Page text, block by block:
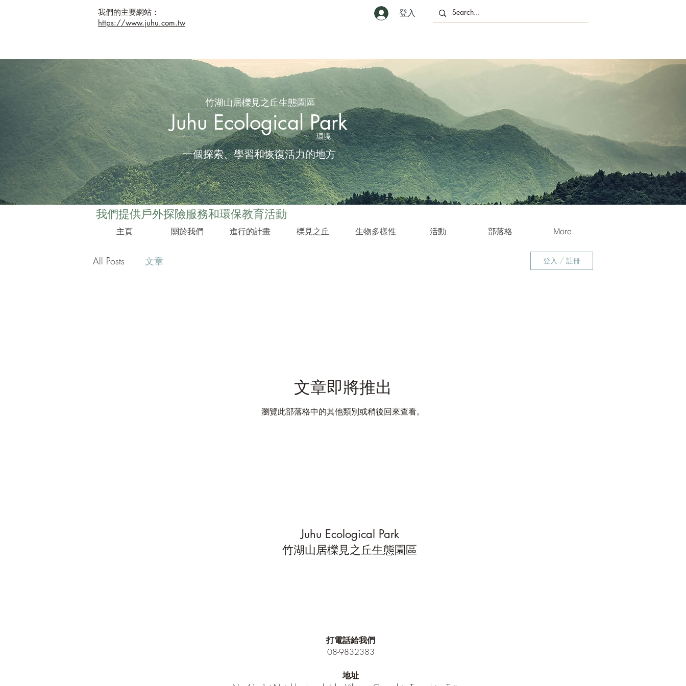
我們的主要網站：
https://www.juhu.com.tw
登入
竹湖山居櫟見之丘生態園區
Juhu Ecological Park
環境
一個探索、學習和恢復活力的地方
我們提供戶外探險服務和環保教育活動
主頁 關於我們 進行的計畫 櫟見之丘 生物多樣性 活動 部落格 More
All Posts 文章 登入 / 註冊
文章即將推出
瀏覽此部落格中的其他類別或稍後回來查看。
Juhu Ecological Park
竹湖山居櫟見之丘生態園區
打電話給我們
08-9832383
地址